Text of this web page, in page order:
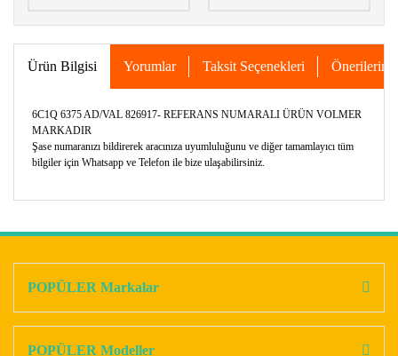
Ürün Bilgisi Yorumlar Taksit Seçenekleri Önerileriniz
6C1Q 6375 AD/VAL 826917- REFERANS NUMARALI ÜRÜN VOLMER
MARKADIR
Şase numaranızı bildirerek aracınıza uyumluluğunu ve diğer tamamlayıcı tüm
bilgiler için Whatsapp ve Telefon ile bize ulaşabilirsiniz.
Ürün açıklamasında eksik bilgiler bulunuyor.
POPÜLER Markalar
POPÜLER Modeller